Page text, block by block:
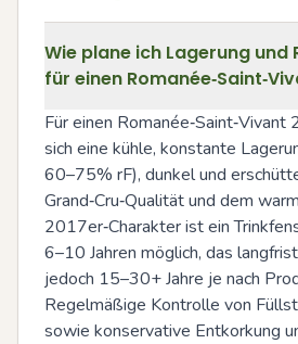
Wie plane ich Lagerung und
für einen
Für einen
sich eine kühle, konstante
60–75% rF), dunkel und
Grand‑Cru‑Qualität und dem
2017er‑Charakter ist ein
6–10 Jahren möglich, das
jedoch 15–30+ Jahre je nach
Regelmäßige Kontrolle von
sowie konservative Entkorkung